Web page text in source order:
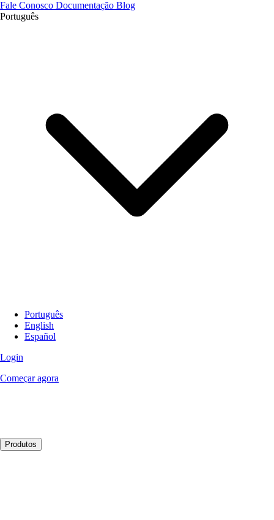
Fale Conosco Documentação Blog
Português
Português
English
Español
Login
Começar agora
Produtos